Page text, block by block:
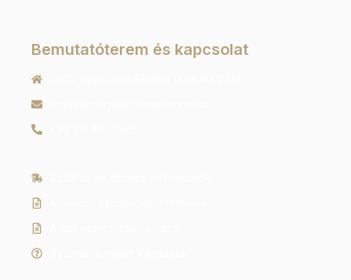
Bemutatóterem és kapcsolat